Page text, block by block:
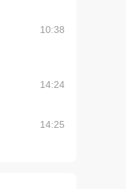
10:38
14:24
14:25